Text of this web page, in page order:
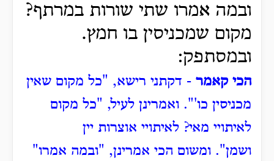
ובמה אמרו שתי שורות במרתף?
מקום שמכניסין בו חמץ.
ובמסתפק:
הכי קאמר - דקתני רישא, "כל מקום שאין
מכניסין כו'". ואמרינן לעיל, "כל מקום
לאיתויי מאי? לאיתויי אוצרות יין
ושמן". ומשום הכי אמרינן, "ובמה אמרו"